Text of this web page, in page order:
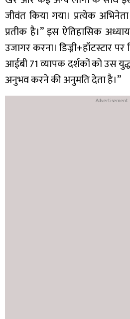
जीवंत किया गया। प्रत्येक
प्रतीक है।” इस ऐतिहासिक
उजागर करना। डिज्नी+हॉटस्टार
आईबी 71 व्यापक दर्शकों को उस
अनुभव करने की अनुमति देता है।”